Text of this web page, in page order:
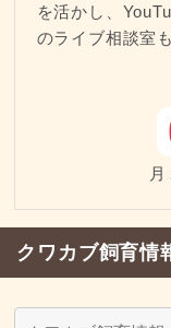
を活かし、
のライブ相談室
クワカブ飼育情